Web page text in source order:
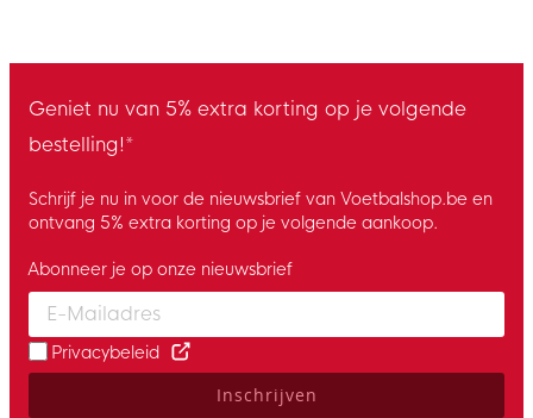
Geniet nu van 5% extra korting op je volgende
bestelling!*
Schrijf je nu in voor de nieuwsbrief van Voetbalshop.be en
ontvang 5% extra korting op je volgende aankoop.
Enter your email and accept the privacy policy to subscribe to
Abonneer je op onze nieuwsbrief
Privacybeleid
Inschrijven